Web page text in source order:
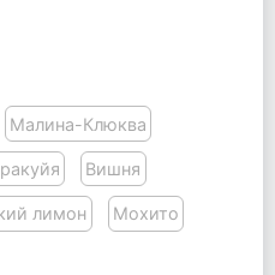
Малина-Клюква
Вишня
лимон Мохито